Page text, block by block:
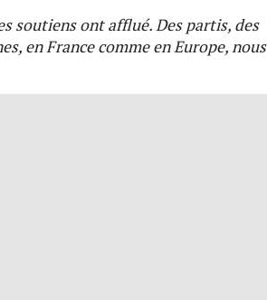
soutiens ont afflué. Des partis, des
en France comme en Europe, nous